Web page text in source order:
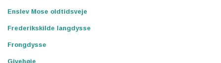
Enslev Mose oldtidsveje
Frederikskilde langdysse
Frongdysse
Givehøje